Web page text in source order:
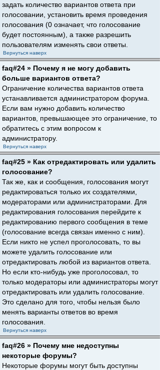
задать количество вариантов ответа при
голосовании, установить время проведения
голосования (0 означает, что голосование
будет постоянным), а также разрешить
пользователям изменять свои ответы.
Вернуться наверх
faq#24 » Почему я не могу добавить
больше вариантов ответа?
Ограничение количества вариантов ответа
устанавливается администратором форума.
Если вам нужно добавить количество
вариантов, превышающее это ограничение, то
обратитесь с этим вопросом к
администратору.
Вернуться наверх
faq#25 » Как отредактировать или удалить
голосование?
Так же, как и сообщения, голосования могут
редактироваться только их создателями,
модераторами или администраторами. Для
редактирования голосования перейдите к
редактированию первого сообщения в теме
(голосование всегда связан именно с ним).
Если никто не успел проголосовать, то вы
можете удалить голосование или
отредактировать любой из вариантов ответа.
Но если кто-нибудь уже проголосовал, то
только модераторы или администраторы могут
отредактировать или удалить голосование.
Это сделано для того, чтобы нельзя было
менять варианты ответов во время
голосования.
Вернуться наверх
faq#26 » Почему мне недоступны
некоторые форумы?
Некоторые форумы могут быть доступны